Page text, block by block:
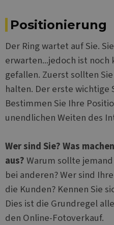
Positionierung
Der Ring wartet auf Sie.
erwarten...jedoch ist
gefallen. Zuerst sollten
halten. Der erste
Bestimmen Sie Ihre
unendlichen Weiten des
Wer sind Sie? Was
aus?Warum sollte
bei anderen? Wer sind
die Kunden? Kennen Sie
Dies ist die Grundregel
den Online-Fotoverkauf.